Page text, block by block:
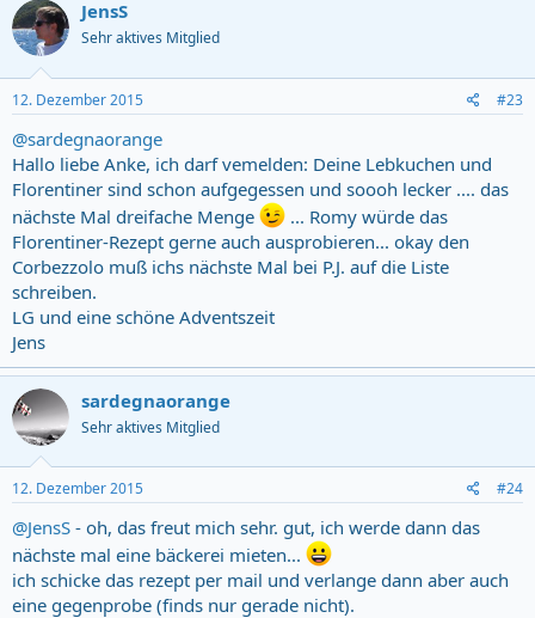
t
i
o
n
s
:
JensS
Sehr aktives Mitglied
12. Dezember 2015 #23
@sardegnaorange
Hallo liebe Anke, ich darf vemelden: Deine Lebkuchen und
Florentiner sind schon aufgegessen und soooh lecker .... das
nächste Mal dreifache Menge
... Romy würde das
Florentiner-Rezept gerne auch ausprobieren... okay den
Corbezzolo muß ichs nächste Mal bei P.J. auf die Liste
schreiben.
LG und eine schöne Adventszeit
Jens
sardegnaorange
Sehr aktives Mitglied
12. Dezember 2015 #24
@JensS - oh, das freut mich sehr. gut, ich werde dann das
nächste mal eine bäckerei mieten...
ich schicke das rezept per mail und verlange dann aber auch
eine gegenprobe (finds nur gerade nicht).